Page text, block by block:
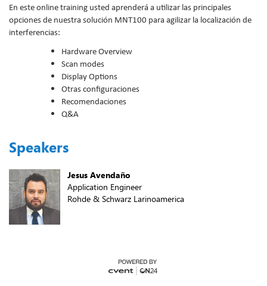
En este online training usted aprenderá a utilizar las principales
opciones de nuestra solución MNT100 para agilizar la localización de
interferencias:
Hardware Overview
Scan modes
Display Options
Otras configuraciones
Recomendaciones
Q&A
Speakers
Jesus Avendaño
Application Engineer
Rohde & Schwarz Larinoamerica